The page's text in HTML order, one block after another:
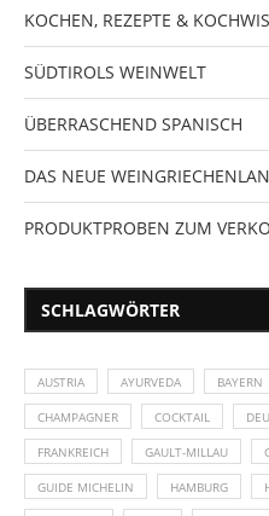
KOCHEN, REZEPTE &
SÜDTIROLS WEINWELT
ÜBERRASCHEND SPANISCH
DAS NEUE
PRODUKTPROBEN ZUM
SCHLAGWÖRTER
AUSTRIA AYURVEDA BAYERN
CHAMPAGNER COCKTAIL
FRANKREICH GAULT-MILLAU
GUIDE MICHELIN HAMBURG